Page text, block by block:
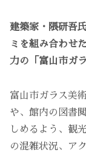
建築家・隈研吾
ミを組み合わせ
力の「富山市ガ
富山市ガラス美
や、館内の図書
しめるよう、観
の混雑状況、ア